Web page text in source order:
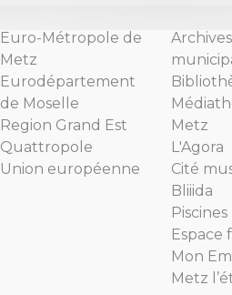
Euro-Métropole de
Metz
Eurodépartement
de Moselle
Region Grand Est
Quattropole
Union européenne
Archives
Metz
L'Agora
Cité
Bliiida
Espace
Mon
Metz